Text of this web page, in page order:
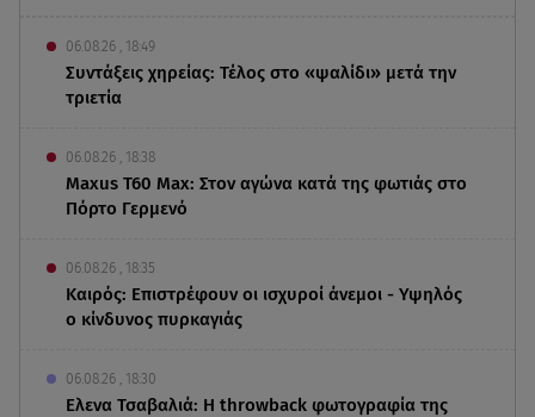
06.08.26 , 18:49
Συντάξεις χηρείας: Τέλος στο «ψαλίδι» μετά την
τριετία
06.08.26 , 18:38
Maxus T60 Max: Στον αγώνα κατά της φωτιάς στο
Πόρτο Γερμενό
06.08.26 , 18:35
Καιρός: Επιστρέφουν οι ισχυροί άνεμοι - Υψηλός
ο κίνδυνος πυρκαγιάς
06.08.26 , 18:30
Ελενα Τσαβαλιά: Η throwback φωτογραφία της